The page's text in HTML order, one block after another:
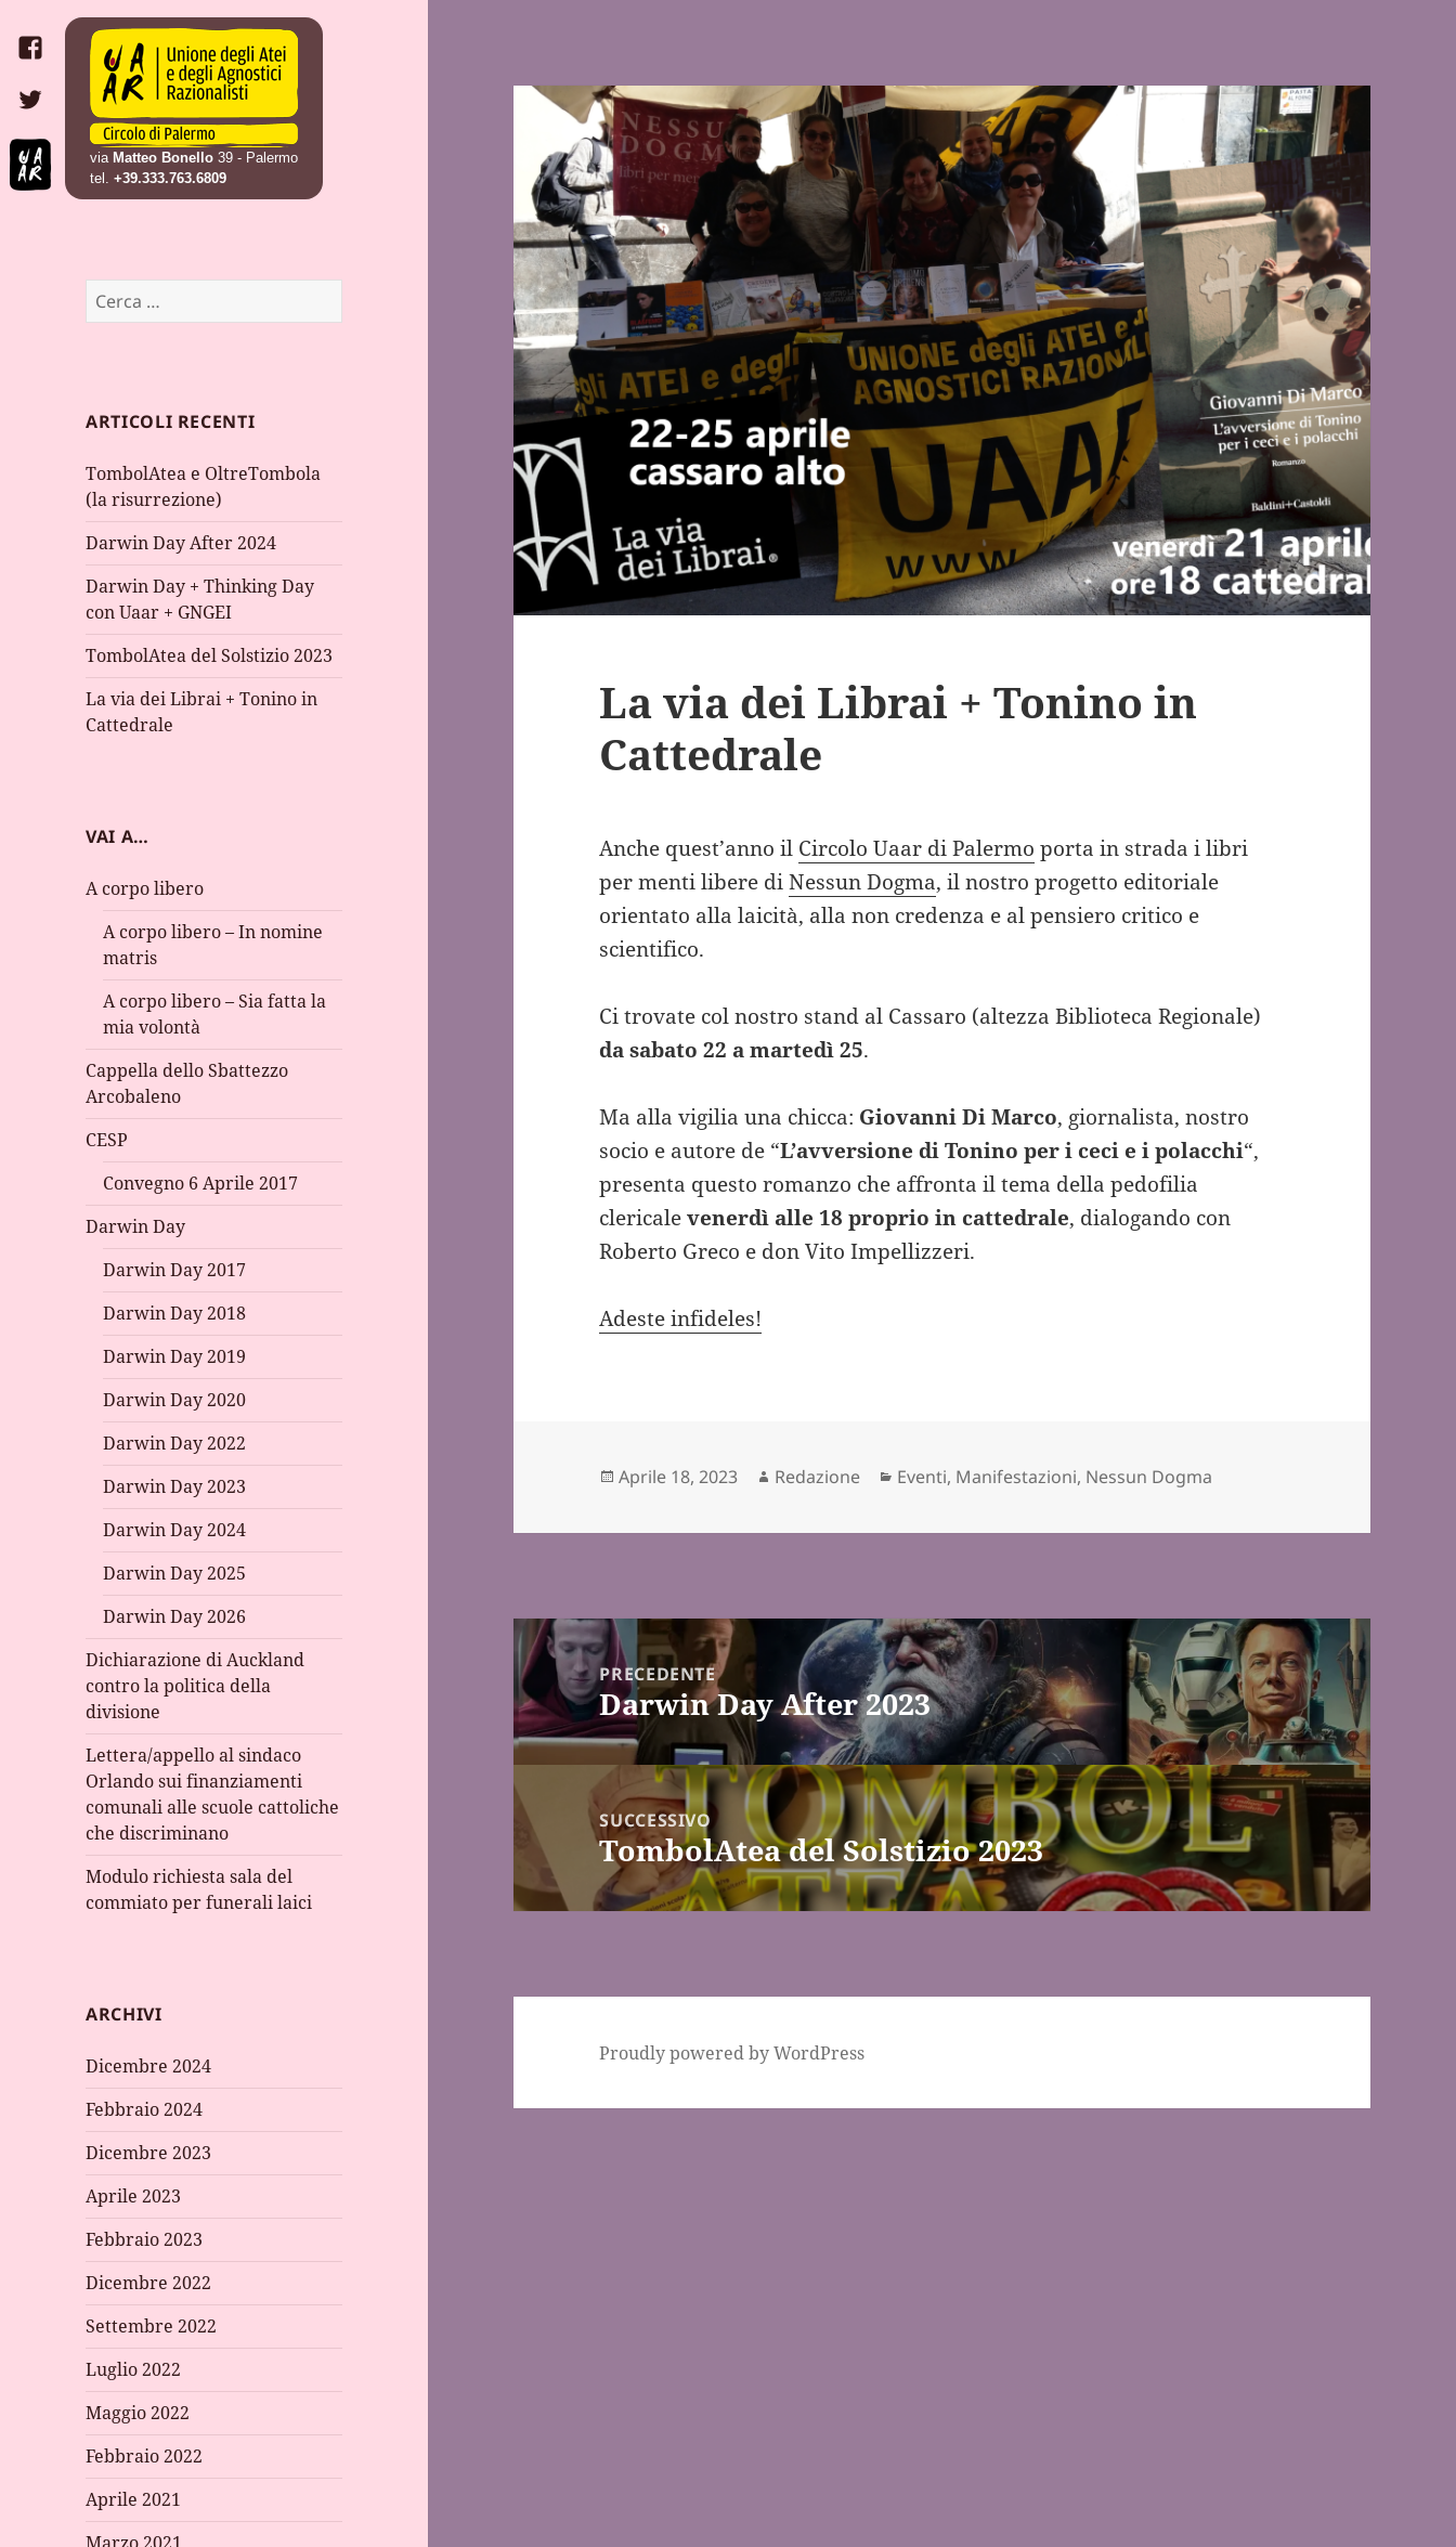
Circolo UAAR di
Palermo
Unione degli Atei e degli
Agnostici Razionalisti (UAAR) –
Circolo di Palermo
UAAR via Matteo Bonello39 - Palermo
tel. +39.333.763.6809
Ricerca
per:
ARTICOLI RECENTI
TombolAtea e OltreTombola
(la risurrezione)
Darwin Day After 2024
Darwin Day + Thinking Day
con Uaar + GNGEI
TombolAtea del Solstizio 2023
La via dei Librai + Tonino in
Cattedrale
VAI A…
A corpo libero
A corpo libero – In nomine
matris
A corpo libero – Sia fatta la
mia volontà
Cappella dello Sbattezzo
Arcobaleno
CESP
Convegno 6 Aprile 2017
Darwin Day
Darwin Day 2017
Darwin Day 2018
Darwin Day 2019
Darwin Day 2020
Darwin Day 2022
Darwin Day 2023
Darwin Day 2024
Darwin Day 2025
Darwin Day 2026
Dichiarazione di Auckland
contro la politica della
divisione
Lettera/appello al sindaco
Orlando sui finanziamenti
comunali alle scuole cattoliche
che discriminano
Modulo richiesta sala del
commiato per funerali laici
ARCHIVI
Dicembre 2024
Febbraio 2024
Dicembre 2023
Aprile 2023
Febbraio 2023
Dicembre 2022
Settembre 2022
Luglio 2022
Maggio 2022
Febbraio 2022
Aprile 2021
La via dei Librai + Tonino in
Cattedrale
Anche quest’anno il Circolo Uaar di Palermo porta in strada i libri
per menti libere diNessun Dogma, il nostro progetto editoriale
orientato alla laicità, alla non credenza e al pensiero critico e
scientifico.
Ci trovate col nostro stand al Cassaro (altezza Biblioteca Regionale)
da sabato 22 a martedì 25.
Ma alla vigilia una chicca: Giovanni Di Marco, giornalista, nostro
socio e autore de “L’avversione di Tonino per i ceci e i polacchi“,
presenta questo romanzo che affronta il tema della pedofilia
clericalevenerdì alle 18 proprio in cattedrale, dialogando con
Roberto Greco e don Vito Impellizzeri.
Adeste infideles!
Scritto
Aprile 18, 2023 Autore
Redazione Categorie
Eventi, Manifestazioni, Nessun Dogma
Navigazione
articoli PRECEDENTE
Articolo
precedente:
Darwin Day After 2023
SUCCESSIVO
Articolo
successivo:
TombolAtea del Solstizio 2023
Proudly powered by WordPress